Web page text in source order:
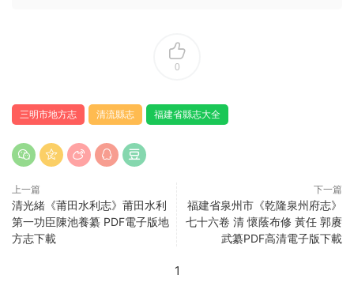
0
三明市地方志 清流縣志 福建省縣志大全
上一篇
清光緒《莆田水利志》莆田水利
第一功臣陳池養纂 PDF電子版地
方志下載
下一篇
福建省泉州市《乾隆泉州府志》
七十六卷 清 懷蔭布修 黃任 郭赓
武纂PDF高清電子版下載
1